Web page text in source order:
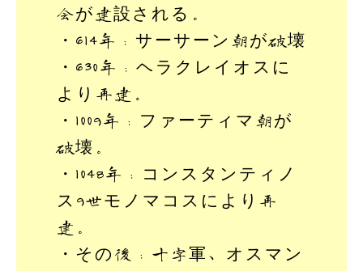
会が建設される。
・614年：サーサーン朝が破壊
・630年：ヘラクレイオスに
より再建。
・1009年：ファーティマ朝が
破壊。
・1048年：コンスタンティノ
ス9世モノマコスにより再
建。
・その後：十字軍、オスマン